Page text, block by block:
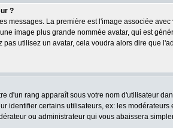
?
messages. La première est l'image associée
image plus grande nommée avatar, qui est
utilisez un avatar, cela voudra alors dire que
d'un rang apparaît sous votre nom d'utilisateur
identifier certains utilisateurs, ex: les
ou administrateur qui vous abaissera